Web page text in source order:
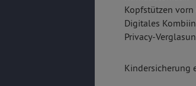
Kopfstützen
Digitales
Privacy-
Kindersicherung